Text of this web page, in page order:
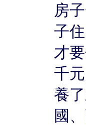
房
子
才
千
養
國